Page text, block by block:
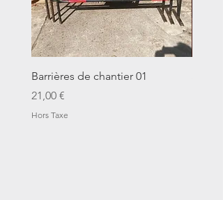
Barrières de chantier 01
Prix
21,00 €
Hors Taxe